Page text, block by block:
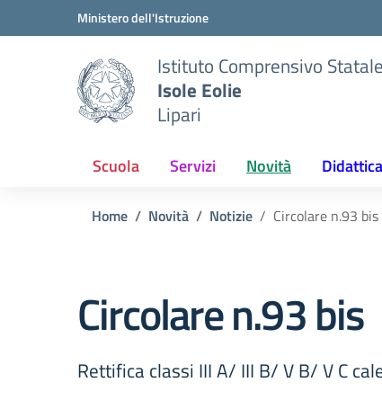
Vai ai contenuti
Vai al menu di navigazione
Ministero dell'Istruzione
Istituto Comprensivo Statale
Isole Eolie
Lipari
Scuola Servizi Novità Didattica
Home Novità Notizie Circolare n.93 bis
Circolare n.93 bis
Rettifica classi III A/ III B/ V B/ V C